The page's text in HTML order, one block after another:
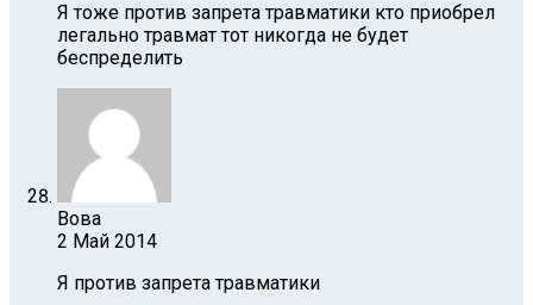
Я тоже против запрета травматики кто приобрел
легально травмат тот никогда не будет
беспределить
Вова
2 Май 2014
Я против запрета травматики